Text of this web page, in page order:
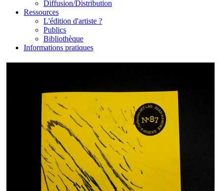
Diffusion/Distribution
Ressources
L'édition d'artiste ?
Publics
Bibliothèque
Informations pratiques